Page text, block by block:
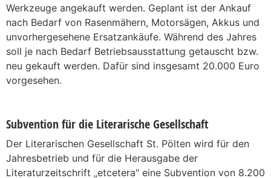
Werkzeuge angekauft werden. Geplant ist der Ankauf
nach Bedarf von Rasenmähern, Motorsägen, Akkus und
unvorhergesehene Ersatzankäufe. Während des Jahres
soll je nach Bedarf Betriebsausstattung getauscht bzw.
neu gekauft werden. Dafür sind insgesamt 20.000 Euro
vorgesehen.
Subvention für die Literarische Gesellschaft
Der Literarischen Gesellschaft St. Pölten wird für den
Jahresbetrieb und für die Herausgabe der
Literaturzeitschrift „etcetera" eine Subvention von 8.200